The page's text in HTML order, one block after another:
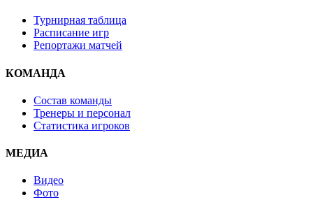
Турнирная таблица
Расписание игр
Репортажи матчей
КОМАНДА
Состав команды
Тренеры и персонал
Статистика игроков
МЕДИА
Видео
Фото